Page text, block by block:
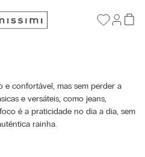
e confortável, mas sem perder a
e versáteis, como jeans,
é a praticidade no dia a dia, sem
rainha.